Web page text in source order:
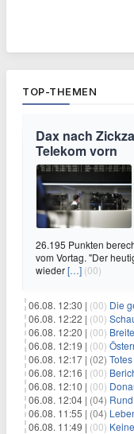
TOP-THEMEN
Dax nach
Telekom vorn
26.195 Punkten
vom Vortag. "Der
wieder[…] (00)
06.08. 12:30 | (00) Die
06.08. 12:22 | (00)
06.08. 12:20 | (00)
06.08. 12:19 | (00)
06.08. 12:17 | (02) Totes
06.08. 12:16 | (00)
06.08. 12:10 | (00)
06.08. 12:04 | (04) Rund
06.08. 11:55 | (04)
06.08. 11:49 | (00)